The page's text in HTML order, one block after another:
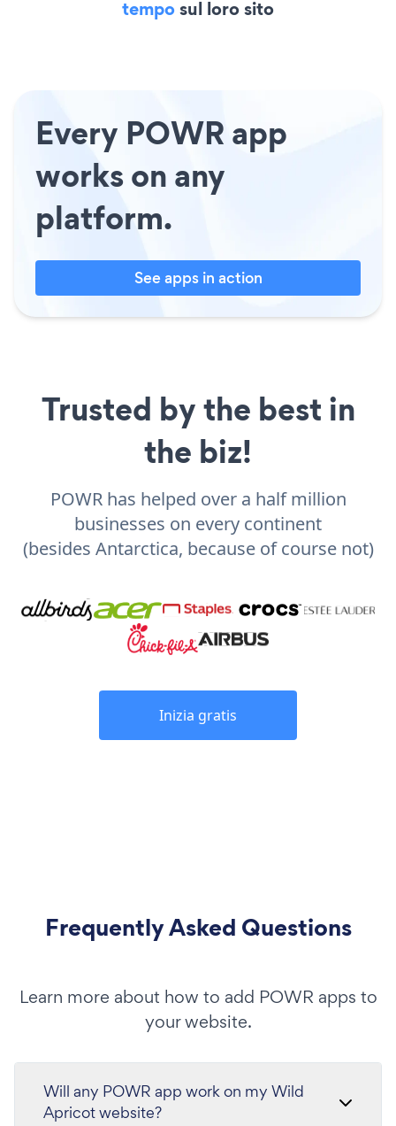
temposul loro sito
Every POWR app
works on any
platform.
See apps in action
Trusted by the best in
the biz!
POWR has helped over a half million
businesses on every continent
(besides Antarctica, because of course not)
Inizia gratis
Frequently Asked Questions
Learn more about how to add POWR apps to
your website.
Will any POWR app work on my Wild
Apricot website?